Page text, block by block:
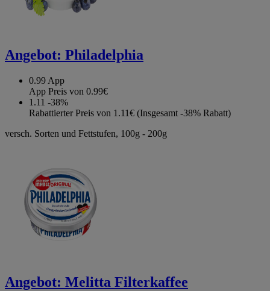
Angebot: Philadelphia
0.99 App
App Preis von 0.99€
1.11 -38%
Rabattierter Preis von 1.11€ (Insgesamt -38% Rabatt)
versch. Sorten und Fettstufen, 100g - 200g
Angebot: Melitta Filterkaffee